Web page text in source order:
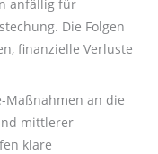
anfällig für
Die Folgen
finanzielle Verluste
Maßnahmen an die
mittlerer
klare